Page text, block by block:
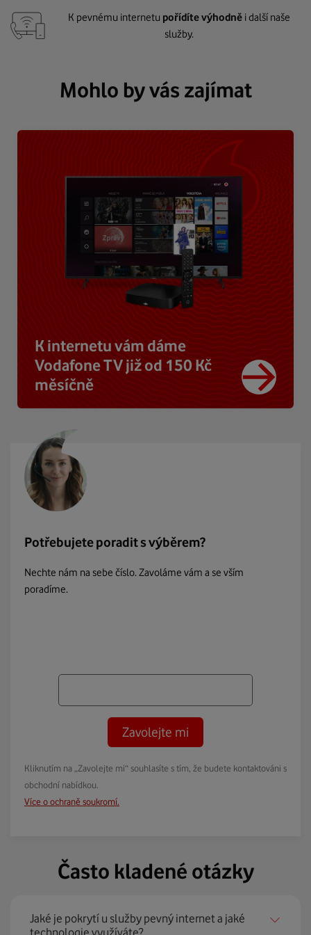
K pevnému internetu pořídíte výhodně i další naše
služby.
Mohlo by vás zajímat
K internetu vám dáme
Vodafone TV již od 150 Kč
měsíčně
Potřebujete poradit s výběrem?
Nechte nám na sebe číslo. Zavoláme vám a se vším
poradíme.
Zavolejte mi
Kliknutím na „Zavolejte mi“ souhlasíte s tím, že budete kontaktováni s
obchodní nabídkou.
Více o ochraně soukromí.
Často kladené otázky
Jaké je pokrytí u služby pevný internet a jaké
technologie využíváte?